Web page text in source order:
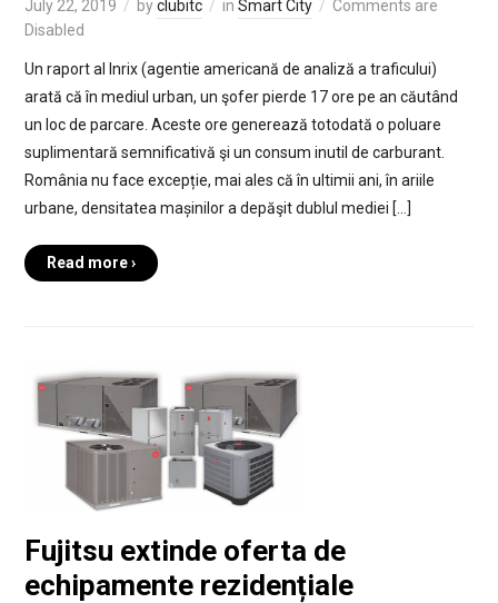
July 22, 2019 byclubitc in Smart City
Comments are
Disabled
Un raport al Inrix (agentie americană de analiză a traficului)
arată că în mediul urban, un şofer pierde 17 ore pe an căutând
un loc de parcare. Aceste ore generează totodată o poluare
suplimentară semnificativă şi un consum inutil de carburant.
România nu face excepție, mai ales că în ultimii ani, în ariile
urbane, densitatea mașinilor a depăşit dublul mediei […]
Read more ›
Fujitsu extinde oferta de
echipamente rezidențiale